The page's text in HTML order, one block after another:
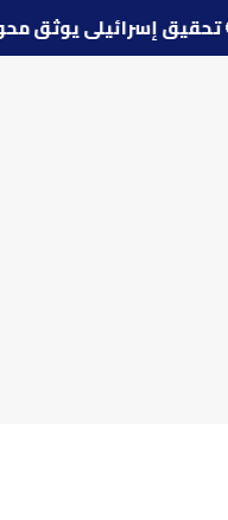
🔵تحقيق إسرائيلي